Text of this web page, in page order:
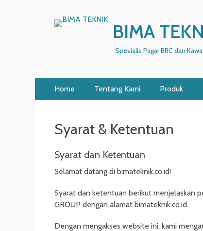
BIMA
Spesialis Pagar BRC dan
Primary
Menu
Home Tentang Kami Produk
Syarat & Ketentuan
Syarat dan Ketentuan
Selamat datang di bimateknik.co.id!
Syarat dan ketentuan berikut menjelaskan
GROUP dengan alamat bimateknik.co.id.
Dengan mengakses website ini, kami